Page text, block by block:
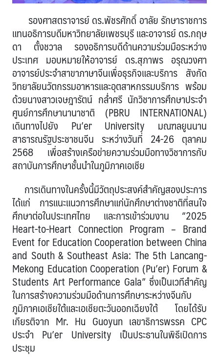
รองศาสตราจารย์ ดร.พัชรศักดิ์ อาลัย รักษาราชการ
แทนอธิการบดีมหาวิทยาลัยเพชรบุรี และอาจารย์ ดร.กฤษ
ดา ตั้งชวาล รองอธิการบดีด้านความร่วมมือระหว่าง
ประเทศ มอบหมายให้อาจารย์ ดร.สุภาพร อรุณวงศา
อาจารย์ประจำสาขาภาษาจีนเพื่อธุรกิจและบริการ สังกัด
วิทยาลัยนวัตกรรมอาหารและอุตสาหกรรมบริการ พร้อม
ด้วยนางสาวเจษฎารัตน์ กล่ำศรี นักวิชาการศึกษาประจำ
ศูนย์การศึกษานานาชาติ (PBRU INTERNATIONAL)
เดินทางไปยัง Pu’er University มณฑลยูนนาน
สาธารณรัฐประชาชนจีน ระหว่างวันที่ 24-26 ตุลาคม
2568 เพื่อสร้างเครือข่ายความร่วมมือทางวิชาการกับ
สถาบันการศึกษาชั้นนำในภูมิภาคเอเชีย
การเดินทางในครั้งนี้มีวัตถุประสงค์สำคัญสองประการ
ได้แก่ การแนะแนวการศึกษาแก่นักศึกษาต่างชาติที่สนใจ
ศึกษาต่อในประเทศไทย และการเข้าร่วมงาน “2025
Heart-to-Heart Connection Program – Brand
Event for Education Cooperation between China
and South & Southeast Asia: The 5th Lancang-
Mekong Education Cooperation (Pu’er) Forum &
Students Art Performance Gala” ซึ่งเป็นเวทีสำคัญ
ในการสร้างความร่วมมือด้านการศึกษาระหว่างจีนกับ
ภูมิภาคเอเชียใต้และเอเชียตะวันออกเฉียงใต้ โดยได้รับ
เกียรติจาก Mr. Hu Guoyun เลขาธิการพรรค CPC
ประจำ Pu’er University เป็นประธานในพิธีเปิดการ
ประชุม